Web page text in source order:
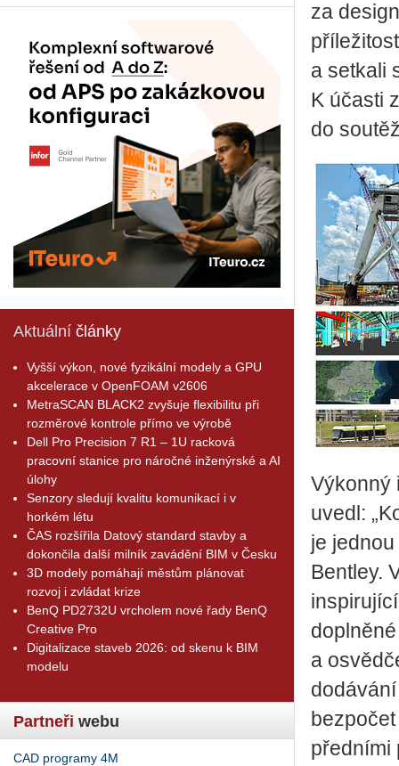
Aktuální články
Vyšší výkon, nové fyzikální modely a GPU
akcelerace v OpenFOAM v2606
MetraSCAN BLACK2 zvyšuje flexibilitu při
rozměrové kontrole přímo ve výrobě
Dell Pro Precision 7 R1 – 1U racková
pracovní stanice pro náročné inženýrské a AI
úlohy
Senzory sledují kvalitu komunikací i v
horkém létu
ČAS rozšířila Datový standard stavby a
dokončila další milník zavádění BIM v Česku
3D modely pomáhají městům plánovat
rozvoj i zvládat krize
BenQ PD2732U vrcholem nové řady BenQ
Creative Pro
Digitalizace staveb 2026: od skenu k BIM
modelu
Partneři webu
CAD programy 4M
za
a setkali
K účasti
do
Výkonný
uvedl:
je
Bentley.
a
předními